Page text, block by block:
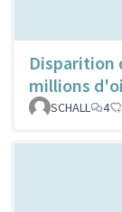
Disparition
millions
SCHALL
4